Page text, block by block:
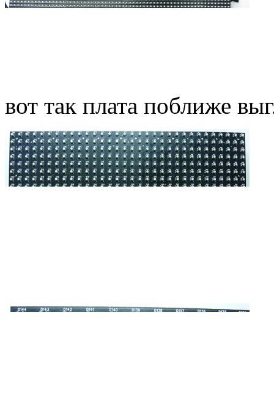
вот так плата поближе